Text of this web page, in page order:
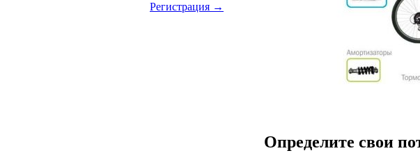
Регистрация →
Определите свои